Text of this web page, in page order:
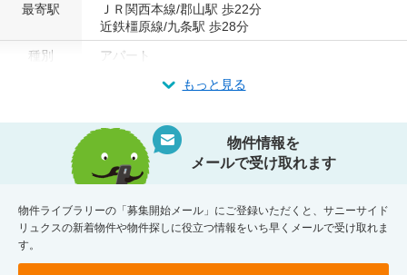
最寄駅
ＪＲ関西本線/郡山駅 歩22分
近鉄橿原線/九条駅 歩28分
種別
アパート
もっと見る
物件情報を
メールで受け取れます
物件ライブラリーの「募集開始メール」にご登録いただくと、サニーサイド
リュクスの新着物件や物件探しに役立つ情報をいち早くメールで受け取れま
す。